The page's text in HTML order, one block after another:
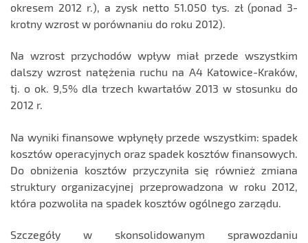
okresem 2012 r.), a zysk netto 51.050 tys. zł (ponad 3-
krotny wzrost w porównaniu do roku 2012).
Na wzrost przychodów wpływ miał przede wszystkim
dalszy wzrost natężenia ruchu na A4 Katowice-Kraków,
tj. o ok. 9,5% dla trzech kwartałów 2013 w stosunku do
2012 r.
Na wyniki finansowe wpłynęły przede wszystkim: spadek
kosztów operacyjnych oraz spadek kosztów finansowych.
Do obniżenia kosztów przyczyniła się również zmiana
struktury organizacyjnej przeprowadzona w roku 2012,
która pozwoliła na spadek kosztów ogólnego zarządu.
Szczegóły w skonsolidowanym sprawozdaniu